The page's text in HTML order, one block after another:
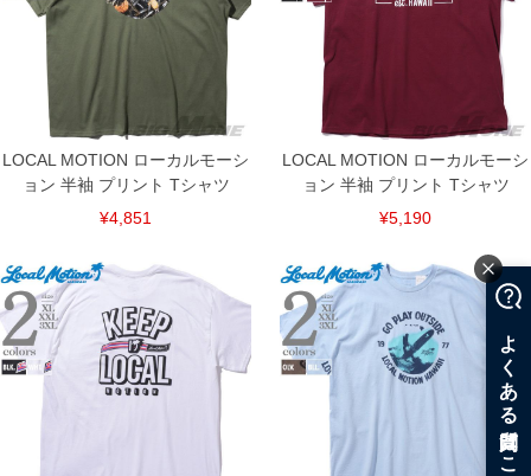
COLOR VARIATION
LOCAL MOTION ローカルモーシ
ョン 半袖 プリント Tシャツ
¥4,851
LOCAL MOTION ローカルモーシ
ョン 半袖 プリント Tシャツ
¥5,190